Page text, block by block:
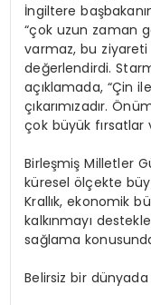
İngiltere
“çok uzun zaman
varmaz, bu
değerlendirdi.
açıklamada, “Çin
çıkarımızadır.
çok büyük fırsatlar
Birleşmiş Milletler
küresel ölçekte
Krallık, ekonomik
kalkınmayı
sağlama
Belirsiz bir dünyada